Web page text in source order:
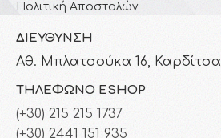
Πολιτική Αποστολών
ΔΙΕΎΘΥΝΣΗ
Αθ. Μπλατσούκα 16, Καρδίτσα
ΤΗΛΈΦΩΝΟ ESHOP
(+30) 215 215 1737
(+30) 2441 151 935